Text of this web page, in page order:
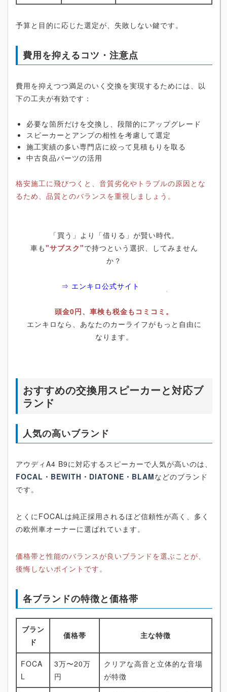
予算と目的に応じた選定が、失敗しない鍵です。
費用を抑えるコツ・注意点
費用を抑えつつ満足のいく交換を実現するためには、以
下の工夫が有効です：
必要な箇所だけを交換し、段階的にアップグレード
スピーカーとアンプの相性を考慮して選定
施工実績の多い専門店に絞って見積もりを取る
中古良品パーツの活用
格安施工に飛びつくと、音質劣化やトラブルの原因とな
るため、品質とのバランスを重視しましょう。
「買う」より「借りる」が賢い時代。
車も"サブスク"で持つという選択、してみません
か？
⇒ エンキロ公式サイト
頭金0円、車検も税金もコミコミ。
エンキロなら、あなたのカーライフがもっと自由に
なります。
おすすめの交換用スピーカーと対応ブ
ランド
人気の高いブランド
アウディA4 B9に対応するスピーカーで人気が高いのは、
FOCAL・BEWITH・DIATONE・BLAMなどのブランド
です。
とくにFOCALは純正採用されるほど信頼性が高く、多く
の欧州車オーナーに選ばれています。
価格帯と性能のバランスが良いブランドを選ぶことが、
後悔しないポイントです。
各ブランドの特徴と価格帯
ブラン
ド
価格帯 主な特徴
FOCA
L
3万〜20万
円
クリアな高音と立体的な音場
が特徴